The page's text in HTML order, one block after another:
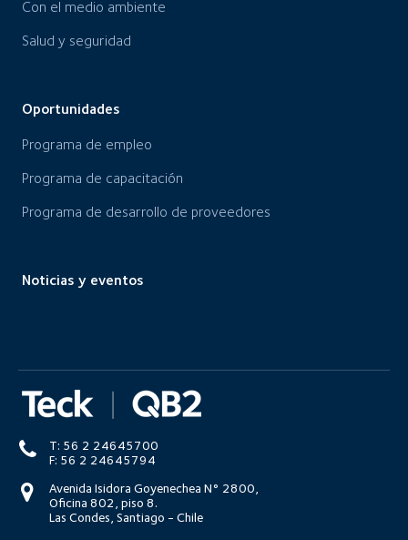
Con el medio ambiente
Salud y seguridad
Oportunidades
Programa de empleo
Programa de capacitación
Programa de desarrollo de proveedores
Noticias y eventos
T: 56 2 24645700
F: 56 2 24645794
Avenida Isidora Goyenechea N° 2800,
Oficina 802, piso 8.
Las Condes, Santiago - Chile